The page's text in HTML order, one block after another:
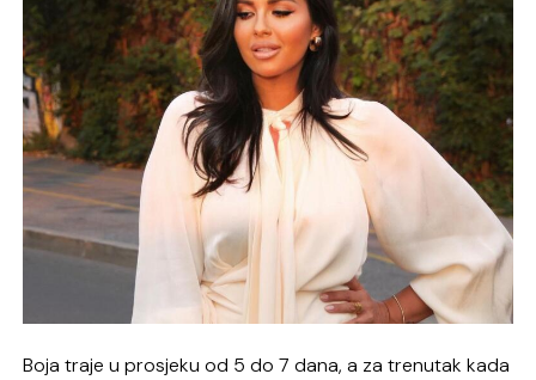
Boja traje u prosjeku od 5 do 7 dana, a za trenutak kada